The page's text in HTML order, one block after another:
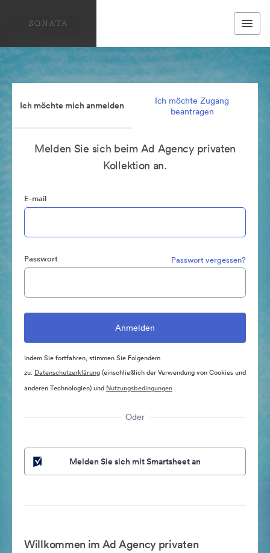
Ich möchte mich anmelden
Ich möchte Zugang
beantragen
Melden Sie sich beim Ad Agency privaten
Kollektion an.
E-mail
Passwort Passwort vergessen?
Indem Sie fortfahren, stimmen Sie Folgendem
zu: Datenschutzerklärung(einschließlich der Verwendung von Cookies und
anderen Technologien) und Nutzungsbedingungen
Oder
Melden Sie sich mit Smartsheet an
Willkommen im Ad Agency privaten